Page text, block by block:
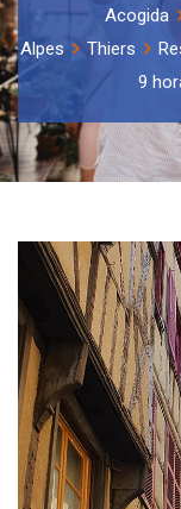
Acogida
Alpes
Thiers
9